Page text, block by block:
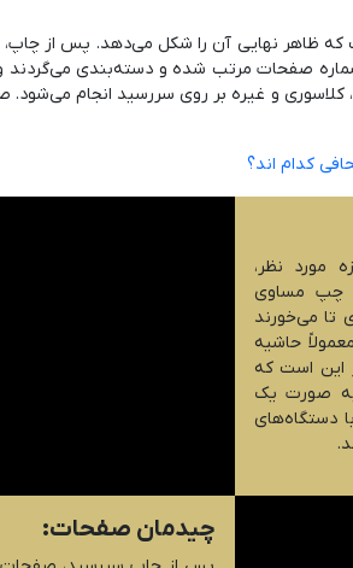
ظاهر نهایی آن را شکل می‌دهد. پس از
صفحات مرتب شده و دسته‌بندی
و غیره بر روی سررسید انجام می‌شود.
کدام اند؟
مورد نظر،
چپ مساوی
تا می‌خورند
حاشیه
این است که
صورت یک
دستگاه‌های
چیدمان صفحات: